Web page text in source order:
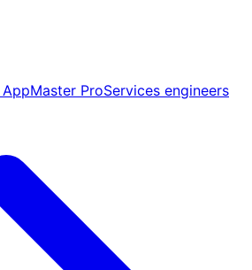
AppMaster ProServices engineers